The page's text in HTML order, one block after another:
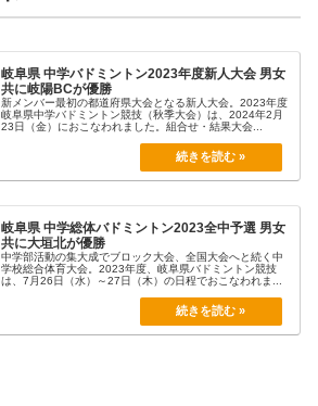
岐阜県 中学バドミントン2023年度新人大会 男女
共に岐陽BCが優勝
新メンバー最初の都道府県大会となる新人大会。2023年度
岐阜県中学バドミントン競技（秋季大会）は、2024年2月
23日（金）におこなわれました。組合せ・結果大会...
岐阜県 中学総体バドミントン2023全中予選 男女
共に大垣北が優勝
中学部活動の集大成でブロック大会、全国大会へと続く中
学校総合体育大会。2023年度、岐阜県バドミントン競技
は、7月26日（水）～27日（木）の日程でおこなわれま...